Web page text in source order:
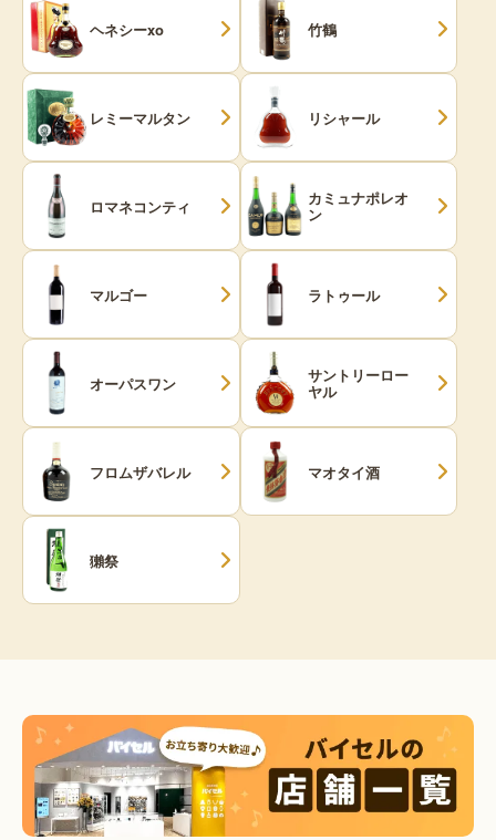
ヘネシーxo 竹鶴
レミーマルタン リシャール
ロマネコンティ カミュナポレオ
ン
マルゴー ラトゥール
オーパスワン サントリーロー
ヤル
フロムザバレル マオタイ酒
獺祭